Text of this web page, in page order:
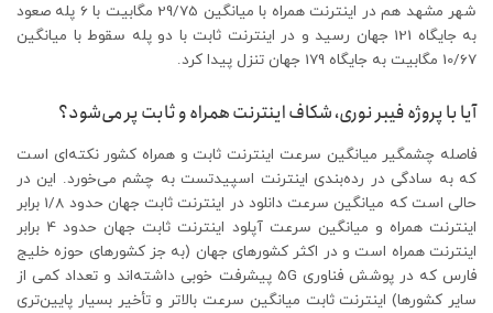
شهر مشهد هم در اینترنت همراه با میانگین 29/75 مگابیت با 6 پله صعود
به جایگاه 121 جهان رسید و در اینترنت ثابت با دو پله سقوط با میانگین
10/67 مگابیت به جایگاه 179 جهان تنزل پیدا کرد.
آیا با پروژه فیبر نوری، شکاف اینترنت همراه و ثابت پر می‌شود؟
فاصله چشمگیر میانگین سرعت اینترنت ثابت و همراه کشور نکته‌ای است
که به سادگی در رده‌بندی اینترنت اسپیدتست به چشم می‌خورد. این در
حالی است که میانگین سرعت دانلود در اینترنت ثابت جهان حدود 1/8 برابر
اینترنت همراه و میانگین سرعت آپلود اینترنت ثابت جهان حدود 4 برابر
اینترنت همراه است و در اکثر کشورهای جهان (به جز کشورهای حوزه خلیج
فارس که در پوشش فناوری 5G پیشرفت خوبی داشته‌اند و تعداد کمی از
سایر کشورها) اینترنت ثابت میانگین سرعت بالاتر و تأخیر بسیار پایین‌تری